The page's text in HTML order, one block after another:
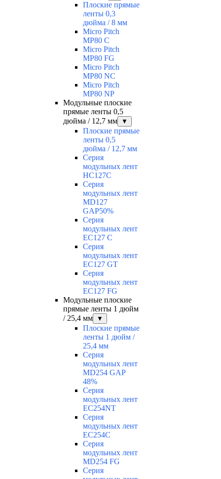
Плоские прямые
ленты 0,3
дюйма / 8 мм
Micro Pitch
MP80 С
Micro Pitch
MP80 FG
Micro Pitch
MP80 NС
Micro Pitch
MP80 NP
Модульные плоские
прямые ленты 0,5
дюйма / 12,7 мм
▼
Плоские прямые
ленты 0,5
дюйма / 12,7 мм
Серия
модульных лент
HC127C
Серия
модульных лент
MD127
GAP50%
Серия
модульных лент
EC127 С
Серия
модульных лент
EC127 GT
Серия
модульных лент
EC127 FG
Модульные плоские
прямые ленты 1 дюйм
/ 25,4 мм
▼
Плоские прямые
ленты 1 дюйм /
25,4 мм
Серия
модульных лент
MD254 GAP
48%
Серия
модульных лент
EC254NT
Серия
модульных лент
EC254C
Серия
модульных лент
MD254 FG
Серия